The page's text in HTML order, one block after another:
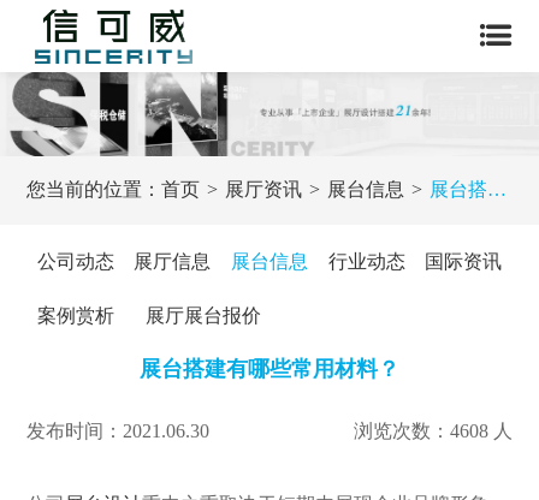
您当前的位置：首页 展厅资讯 展台信息 展台搭建有哪些常用材料？
公司动态 展厅信息 展台信息 行业动态 国际资讯
案例赏析 展厅展台报价
展台搭建有哪些常用材料？
发布时间：2021.06.30 浏览次数：4608 人